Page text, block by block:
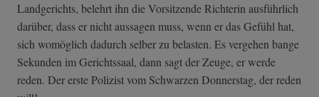
Landgerichts, belehrt ihn die Vorsitzende Richterin ausführlich
darüber, dass er nicht aussagen muss, wenn er das Gefühl hat,
sich womöglich dadurch selber zu belasten. Es vergehen bange
Sekunden im Gerichtssaal, dann sagt der Zeuge, er werde
reden. Der erste Polizist vom Schwarzen Donnerstag, der reden